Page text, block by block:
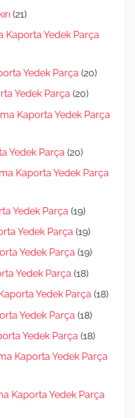
(21)
Kaporta Yedek Parça
Yedek Parça (20)
Yedek Parça (20)
Kaporta Yedek Parça
Yedek Parça (20)
Kaporta Yedek Parça
Yedek Parça (19)
Yedek Parça (19)
Yedek Parça (19)
Yedek Parça (18)
Yedek Parça (18)
Yedek Parça (18)
Yedek Parça (18)
Kaporta Yedek Parça
Kaporta Yedek Parça